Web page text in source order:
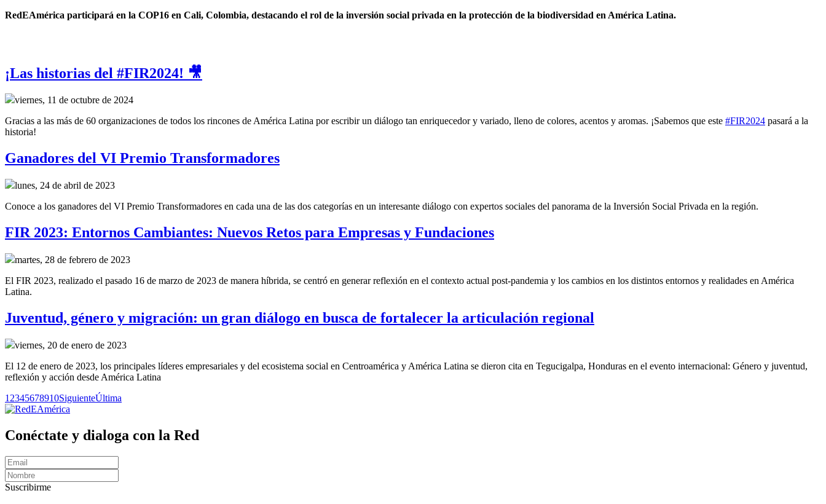
RedEAmérica participará en la COP16 en Cali, Colombia, destacando el rol de la inversión social privada en la protección de la biodiversidad en América Latina.
¡Las historias del #FIR2024! 🎥
viernes, 11 de octubre de 2024
Gracias a las más de 60 organizaciones de todos los rincones de América Latina por escribir un diálogo tan enriquecedor y variado, lleno de colores, acentos y aromas. ¡Sabemos que este #FIR2024 pasará a la
historia!
Ganadores del VI Premio Transformadores
lunes, 24 de abril de 2023
Conoce a los ganadores del VI Premio Transformadores en cada una de las dos categorías en un interesante diálogo con expertos sociales del panorama de la Inversión Social Privada en la región.
FIR 2023: Entornos Cambiantes: Nuevos Retos para Empresas y Fundaciones
martes, 28 de febrero de 2023
El FIR 2023, realizado el pasado 16 de marzo de 2023 de manera híbrida, se centró en generar reflexión en el contexto actual post-pandemia y los cambios en los distintos entornos y realidades en América
Latina.
Juventud, género y migración: un gran diálogo en busca de fortalecer la articulación regional
viernes, 20 de enero de 2023
El 12 de enero de 2023, los principales líderes empresariales y del ecosistema social en Centroamérica y América Latina se dieron cita en Tegucigalpa, Honduras en el evento internacional: Género y juventud,
reflexión y acción desde América Latina
1 2345678910SiguienteÚltima
Conéctate y dialoga con la Red
Suscribirme